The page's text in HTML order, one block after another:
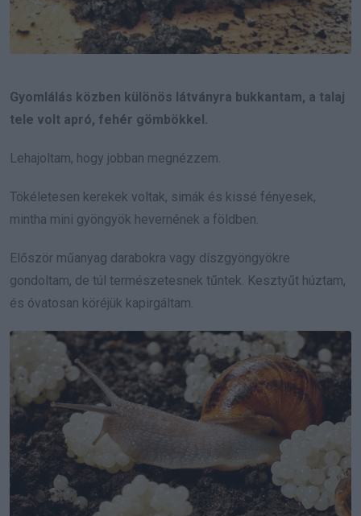
Gyomlálás közben különös látványra bukkantam, a talaj
tele volt apró, fehér gömbökkel.
Lehajoltam, hogy jobban megnézzem.
Tökéletesen kerekek voltak, simák és kissé fényesek,
mintha mini gyöngyök hevernének a földben.
Először műanyag darabokra vagy díszgyöngyökre
gondoltam, de túl természetesnek tűntek. Kesztyűt húztam,
és óvatosan köréjük kapirgáltam.